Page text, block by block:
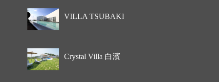
VILLA TSUBAKI
Crystal Villa 白濱